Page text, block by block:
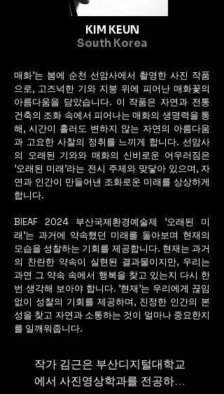
서 작업을 시작하기 전에 거치
는 과정이 있다. 바로 인간에
대한 사유, 타자와 작가 본인에
KIM KEUN
South Korea
매화'는 봄에 순천 선암사에서 촬영한 사진 작품
으로, 고즈넉한 기와 지붕 위에 피어난 매화꽃의
아름다움을 담았습니다. 이 작품은 자연과 전통
건축의 조화 속에서 피어나는 매화의 생명력을 통
해, 시간이 흘러도 변하지 않는 자연의 아름다움
과 고요한 사찰의 정취를 느끼게 합니다. 선암사
의 오래된 기와와 매화의 신비로운 어우러짐은
'오래된 미래'라는 전시 주제와 맞닿아 있으며, 자
연과 인간이 만들어낸 조화로운 미래를 상상하게
합니다.
BIEAF 2024 부산국제환경예술제 '오래된 미
래'는 과거에 약속했던 미래를 돌아보며 현재의
모습을 성찰하는 기회를 제공합니다. 현재는 과거
의 찬란한 약속이 실현된 결과물이지만, 우리는
과연 그 약속 속에서 행복을 찾고 있는지 다시 한
번 생각해 보아야 합니다. '현재'는 우리에게 끊임
없이 성찰의 기회를 제공하며, 진정한 인간의 본
성을 찾고 자연과 소통하는 것이 얼마나 중요한지
를 일깨워줍니다.
작가 김근은 부산디지털대학교
에서 사진영상학과를 전공하며,